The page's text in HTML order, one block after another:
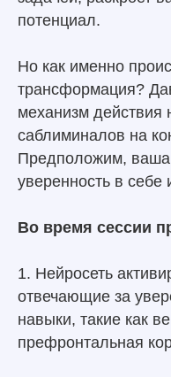
потенциал.
Но как именно
трансформация?
механизм
саблиминалов на
Предположим,
уверенность в себе
Во время сессии
1. Нейросеть
отвечающие за
навыки, такие как
префронтальная